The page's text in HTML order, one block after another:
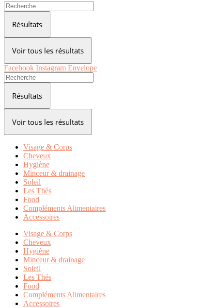
Search
...
Résultats
Voir tous les résultats
Facebook Instagram Envelope
Search
...
Résultats
Voir tous les résultats
Visage & Corps
Cheveux
Hygiène
Minceur & drainage
Soleil
Les Thés
Food
Compléments Alimentaires
Accessoires
Visage & Corps
Cheveux
Hygiène
Minceur & drainage
Soleil
Les Thés
Food
Compléments Alimentaires
Accessoires